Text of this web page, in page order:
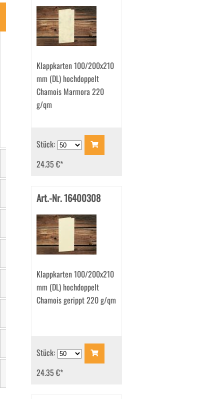
Geschenkkarten
Karten
Klappkarten
(465)
Tischkarten
Verpackungseinheit
Zertifizierung
Klappkarten 100/200x210
mm (DL) hochdoppelt
Chamois Marmora 220
g/qm
Stück:
24.35 €*
Art.-Nr. 16400308
Klappkarten 100/200x210
mm (DL) hochdoppelt
Chamois gerippt 220 g/qm
Stück:
24.35 €*